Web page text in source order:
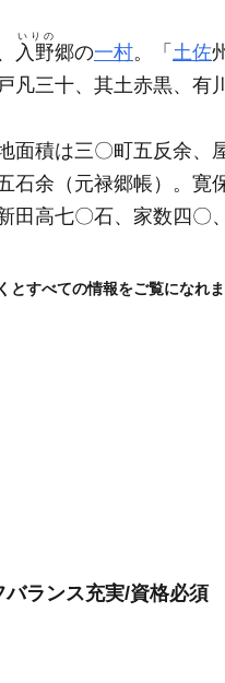
入野
いりの
郷の一村。「 土佐
凡三十、其土赤黒、有
面積は三〇町五反余、
石余 （元禄郷帳） 。寛
高七〇石、家数四〇
とすべての情報をご覧になれ
ランス充実/資格必須